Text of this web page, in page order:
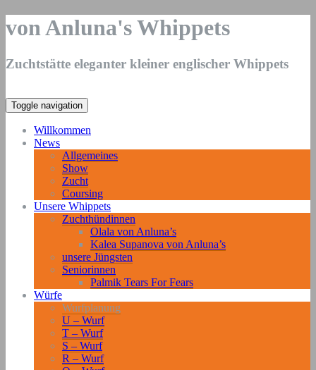
von Anluna's Whippets
Zuchtstätte eleganter kleiner englischer Whippets
Toggle navigation
Willkommen
News
Allgemeines
Show
Zucht
Coursing
Unsere Whippets
Zuchthündinnen
Olala von Anluna’s
Kalea Supanova von Anluna’s
unsere Jüngsten
Seniorinnen
Palmik Tears For Fears
Würfe
Wurfplanung
U – Wurf
T – Wurf
S – Wurf
R – Wurf